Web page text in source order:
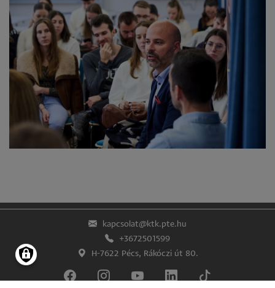
kapcsolat@ktk.pte.hu
+3672501599
H-7622 Pécs, Rákóczi út 80.